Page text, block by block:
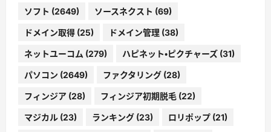
ソフト (2649) ソースネクスト (69)
ドメイン取得 (25) ドメイン管理 (38)
ネットユーコム (279) ハピネット・ピクチャーズ (31)
パソコン (2649) ファクタリング (28)
フィンジア (28) フィンジア初期脱毛 (22)
マジカル (23) ランキング (23) ロリポップ (21)